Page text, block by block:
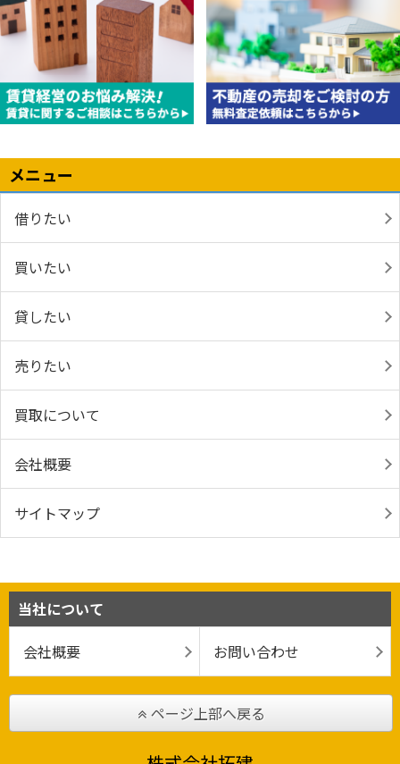
メニュー
借りたい
買いたい
貸したい
売りたい
買取について
会社概要
サイトマップ
当社について
会社概要
お問い合わせ
ページ上部へ戻る